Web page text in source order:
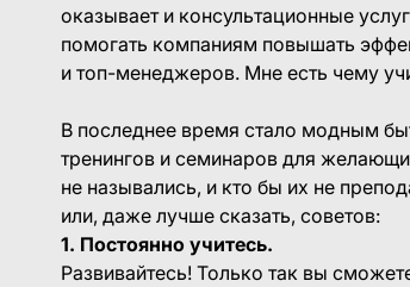
оказывает и консультационные
помогать компаниям повышать
и топ-менеджеров. Мне есть чему
В последнее время стало модным
тренингов и семинаров для
не назывались, и кто бы их не
или, даже лучше сказать, советов:
1. Постоянно учитесь.
Развивайтесь! Только так вы